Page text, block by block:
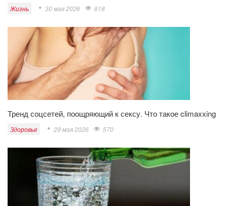
Жизнь 30 мая 2026 618
Тренд соцсетей, поощряющий к сексу. Что такое climaxxing
Здоровье 29 мая 2026 570